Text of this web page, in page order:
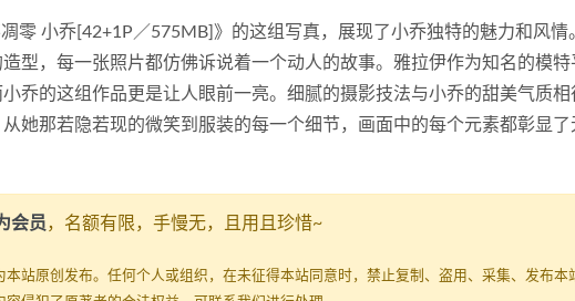
零 小乔[42+1P／575MB]》的这组写真，展现了小乔独特的魅力和风情
型，每一张照片都仿佛诉说着一个动人的故事。雅拉伊作为知名的模特
乔的这组作品更是让人眼前一亮。细腻的摄影技法与小乔的甜美气质相
她那若隐若现的微笑到服装的每一个细节，画面中的每个元素都彰显了
会员，名额有限，手慢无，且用且珍惜~
站原创发布。任何个人或组织，在未征得本站同意时，禁止复制、盗用、采集、发布本